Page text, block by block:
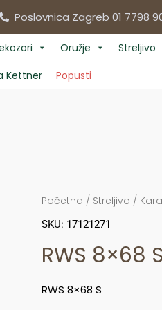
Poslovnica Zagreb 01 7798
Oružje Streljivo
Kettner Popusti
Početna / Streljivo /
SKU: 17121271
RWS 8×68 S
RWS 8×68 S